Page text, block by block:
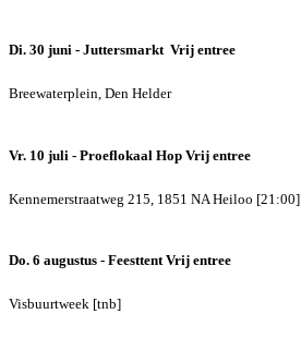
Di. 30 juni - Juttersmarkt Vrij entree
Breewaterplein, Den Helder
Vr. 10 juli - Proeflokaal Hop Vrij entree
Kennemerstraatweg 215, 1851 NA Heiloo [21:00]
Do. 6 augustus - Feesttent Vrij entree
Visbuurtweek [tnb]